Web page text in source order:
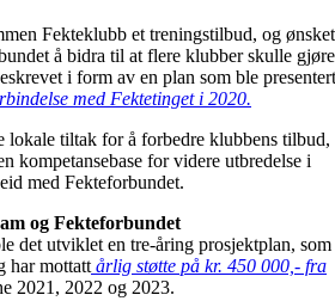
Fekteklubb et treningstilbud, og ønsket
å bidra til at flere klubber skulle gjøre
i form av en plan som ble presentert
med Fektetinget i 2020.
lokale tiltak for å forbedre klubbens tilbud,
kompetansebase for videre utbredelse i
med Fekteforbundet.
og Fekteforbundet
det utviklet en tre-åring prosjektplan, som
har mottatt årlig støtte på kr. 450 000,- fra
2021, 2022 og 2023.